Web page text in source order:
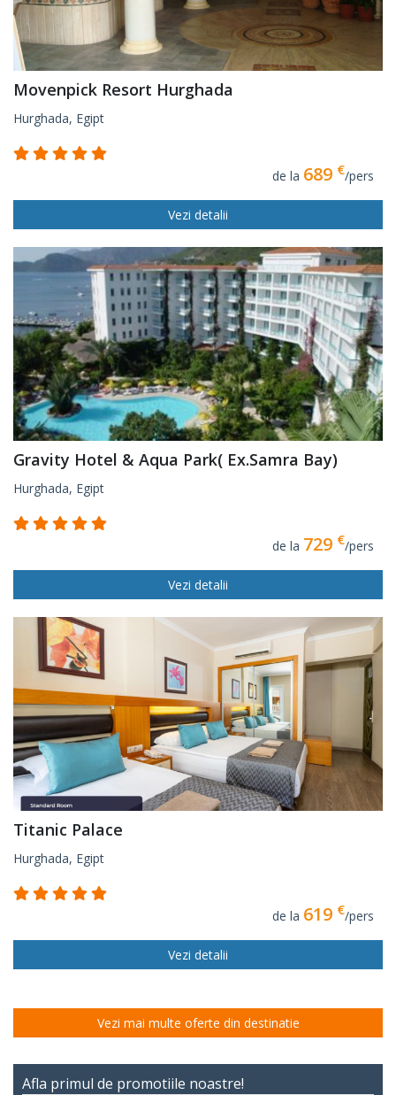
Movenpick Resort Hurghada
Hurghada, Egipt
de la 689 €/pers
Vezi detalii
Gravity Hotel & Aqua Park( Ex.Samra Bay)
Hurghada, Egipt
de la 729 €/pers
Vezi detalii
Titanic Palace
Hurghada, Egipt
de la 619 €/pers
Vezi detalii
Vezi mai multe oferte din destinatie
Afla primul de promotiile noastre!